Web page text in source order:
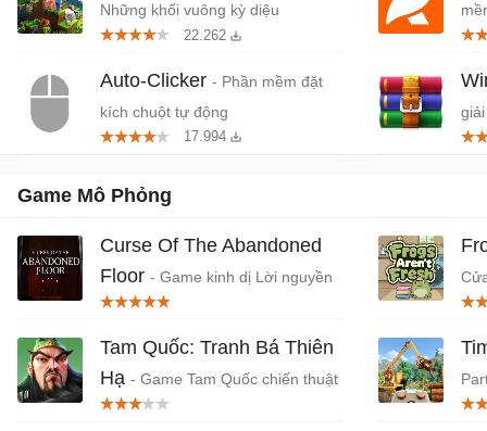
Những khối vuông kỳ diệu
22.262
Auto-Clicker - Phần mềm đặt
kích chuột tự động
17.994
Game Mô Phỏng
Curse Of The Abandoned
Floor - Game kinh dị Lời nguyền
tầng lầu bỏ hoang
Tam Quốc: Tranh Bá Thiên
Hạ - Game Tam Quốc chiến thuật
SLG, điều khển RTS